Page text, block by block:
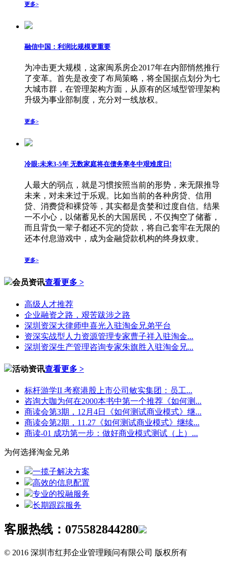
更多>
融信中国：利润比规模更重要
为冲击更大规模，这家闽系房企2017年在内部悄然推行
了变革。首先是改变了布局策略，将全国据点划分为七
大城市群，在管理架构方面，从原有的区域型管理架构
升级为事业部制度，充分对一线放权。
更多>
冷眼:未来3-5年 无数家庭将在债务寒冬中艰难度日!
人最大的弱点，就是习惯按照当前的形势，来无限推导
未来，对未来过于乐观。比如当前的各种房贷、信用
贷、消费贷和裸贷等，其实都是贪婪和过度自信。结果
一不小心，以储蓄见长的大国居民，不仅掏空了储蓄，
而且背负一辈子都还不完的贷款，将自己套牢在无限的
还本付息游戏中，成为金融贷款机构的终身奴隶。
更多>
会员资讯查看更多 >
高级人才推荐
企业融资之路，艰苦跋涉之路
深圳资深大律师申喜光入驻淘金兄弟平台
资深实战型人力资源管理专家曹子祥入驻淘金...
深圳资深生产管理咨询专家朱旗胜入驻淘金兄...
活动资讯查看更多 >
标杆游学II 考察港股上市公司敏实集团：员工...
咨询大咖为何在2000本书中第一个推荐《如何测...
商读会第3期，12月4日《如何测试商业模式》继...
商读会第2期，11.27《如何测试商业模式》继续...
商读-01 成功第一步：做好商业模式测试（上）...
为何选择淘金兄弟
一揽子解决方案
高效的信息配置
专业的投融服务
长期跟踪服务
客服热线： 075582844280
© 2016 深圳市红邦企业管理顾问有限公司 版权所有